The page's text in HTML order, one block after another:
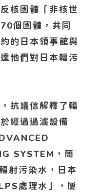
核團體「非核世
個團體，共同
的日本領事館與
他們對日本輻污
抗議信解釋了輻
經過過濾設備
SYSTEM，簡
射污染水，日本
處理水」，屢